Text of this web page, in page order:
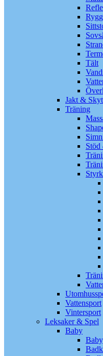
Tält
Jakt &
Träning
Vattensport
Vintersport
Leksaker & Spel
Baby